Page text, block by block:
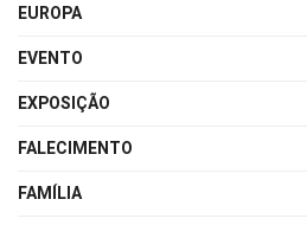
EUROPA
EVENTO
EXPOSIÇÃO
FALECIMENTO
FAMÍLIA